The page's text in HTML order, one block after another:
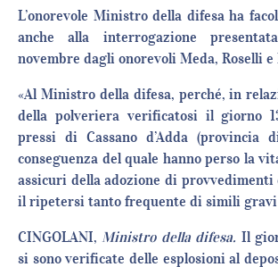
L’onorevole Ministro della difesa ha
anche alla interrogazione
novembre dagli onorevoli Meda, Roselli
«Al Ministro della difesa, perché, in
della polveriera verificatosi il giorno
pressi di Cassano d’Adda (provincia
conseguenza del quale hanno perso la
assicuri della adozione di provvedimenti
il ripetersi tanto frequente di simili gravi
CINGOLANI,Ministro della difesa. Il
si sono verificate delle esplosioni al